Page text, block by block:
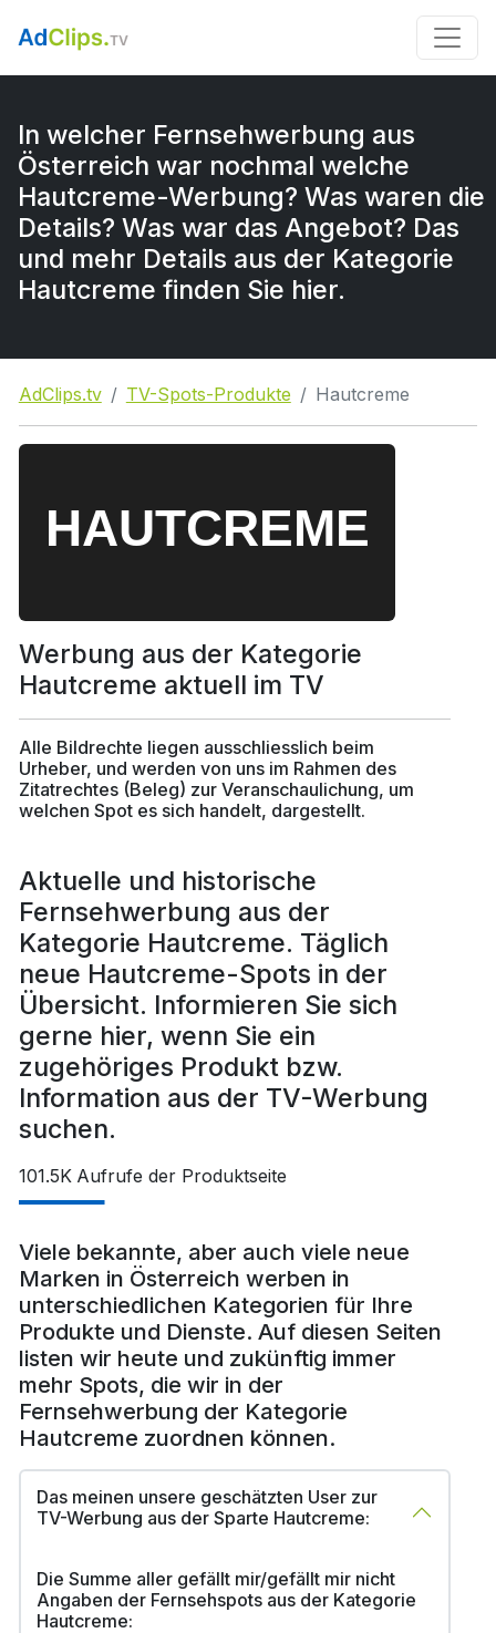
In welcher Fernsehwerbung aus
Österreich war nochmal welche
Hautcreme-Werbung? Was waren die
Details? Was war das Angebot? Das
und mehr Details aus der Kategorie
Hautcreme finden Sie hier.
AdClips.tv TV-Spots-Produkte Hautcreme
Werbung aus der Kategorie
Hautcreme aktuell im TV
Alle Bildrechte liegen ausschliesslich beim
Urheber, und werden von uns im Rahmen des
Zitatrechtes (Beleg) zur Veranschaulichung, um
welchen Spot es sich handelt, dargestellt.
Aktuelle und historische
Fernsehwerbung aus der
Kategorie Hautcreme. Täglich
neue Hautcreme-Spots in der
Übersicht. Informieren Sie sich
gerne hier, wenn Sie ein
zugehöriges Produkt bzw.
Information aus der TV-Werbung
suchen.
101.5K Aufrufe der Produktseite
Viele bekannte, aber auch viele neue
Marken in Österreich werben in
unterschiedlichen Kategorien für Ihre
Produkte und Dienste. Auf diesen Seiten
listen wir heute und zukünftig immer
mehr Spots, die wir in der
Fernsehwerbung der Kategorie
Hautcreme zuordnen können.
Das meinen unsere geschätzten User zur
TV-Werbung aus der Sparte Hautcreme:
Die Summe aller gefällt mir/gefällt mir nicht
Angaben der Fernsehspots aus der Kategorie
Hautcreme: